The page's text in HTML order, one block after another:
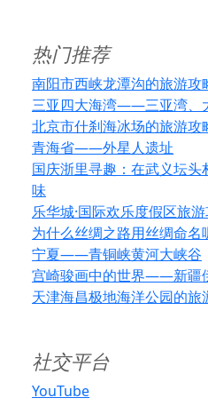
热门推荐
南阳市西峡龙潭沟的旅游攻
三亚四大海湾——三亚湾、
北京市什刹海冰场的旅游攻
青海省——外星人遗址
国庆浙里寻趣：在武义坛
味
乐华城·国际欢乐度假区旅
为什么丝绸之路用丝绸命名
宁夏——青铜峡黄河大峡谷
宫崎骏画中的世界——新疆
天津海昌极地海洋公园的旅
社交平台
YouTube